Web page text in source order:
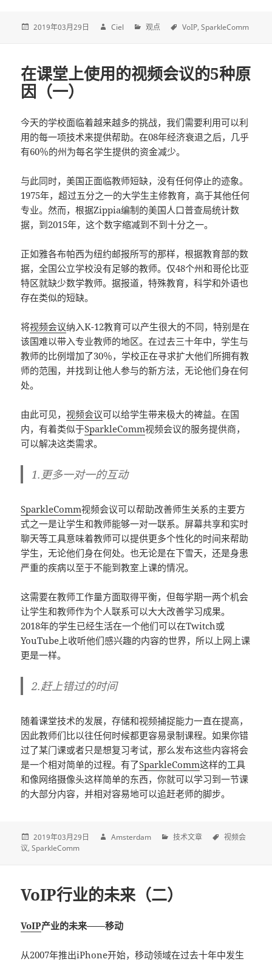
2019年03月29日 Ciel 观点 VoIP SparkleComm
在课堂上使用的视频会议的5种原
因（一）
今天的学校面临着越来越多的挑战，我们需要利用可以利
用的每一项技术来提供帮助。在08年经济衰退之后，几乎
有60％的州为每名学生提供的资金减少。
与此同时，美国正面临教师短缺，没有任何停止的迹象。
1975年，超过五分之一的大学生主修教育，高于其他任何
专业。然而，根据Zippia编制的美国人口普查局统计数
据，到2015年，这个数字缩减到不到十分之一。
正如雅各布帕西为纽约邮报所写的那样，根据教育部的数
据，全国公立学校没有足够的教师。仅48个州和哥伦比亚
特区就缺少数学教师。据报道，特殊教育，科学和外语也
存在类似的短缺。
将视频会议纳入K-12教育可以产生很大的不同，特别是在
该国难以带入专业教师的地区。在过去三十年中，学生与
教师的比例增加了30％，学校正在寻求扩大他们所拥有教
师的范围，并找到让他人参与的新方法，无论他们身在何
处。
由此可见，视频会议可以给学生带来极大的裨益。在国
内，有着类似于SparkleComm视频会议的服务提供商，
可以解决这类需求。
1.更多一对一的互动
SparkleComm视频会议可以帮助改善师生关系的主要方
式之一是让学生和教师能够一对一联系。屏幕共享和实时
聊天等工具意味着教师可以提供更多个性化的时间来帮助
学生，无论他们身在何处。也无论是在下雪天，还是身患
严重的疾病以至于不能到教室上课的情况。
这需要在教师工作量方面取得平衡，但每学期一两个机会
让学生和教师作为个人联系可以大大改善学习成果。
2018年的学生已经生活在一个他们可以在Twitch或
YouTube上收听他们感兴趣的内容的世界，所以上网上课
更是一样。
2.赶上错过的时间
随着课堂技术的发展，存储和视频捕捉能力一直在提高，
因此教师们比以往任何时候都更容易录制课程。如果你错
过了某门课或者只是想复习考试，那么发布这些内容将会
是一个相对简单的过程。有了SparkleComm这样的工具
和像网络摄像头这样简单的东西，你就可以学习到一节课
的大部分内容，并相对容易地可以追赶老师的脚步。
2019年03月29日 Amsterdam 技术文章
视频会
议 SparkleComm
VoIP行业的未来（二）
VoIP产业的未来——移动
从2007年推出iPhone开始，移动领域在过去十年中发生